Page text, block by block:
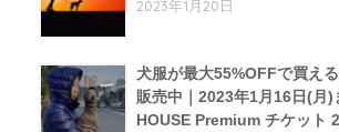
2023年1月20日
犬服が最大55%OFFで買え
販売中｜2023年1月16日(月)
HOUSE Premium チケット